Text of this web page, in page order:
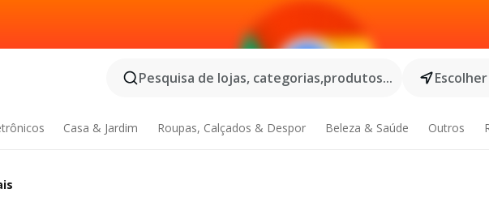
Pesquisa de lojas, categorias,produtos...
Casa & Jardim Roupas, Calçados & Despor Beleza & Saúde Outros